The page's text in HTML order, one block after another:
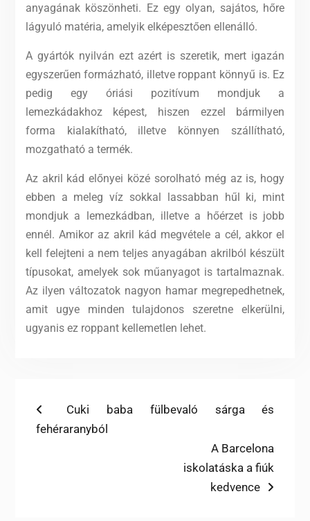
anyagának köszönheti. Ez egy olyan, sajátos, hőre
lágyuló matéria, amelyik elképesztően ellenálló.
A gyártók nyilván ezt azért is szeretik, mert igazán
egyszerűen formázható, illetve roppant könnyű is. Ez
pedig egy óriási pozitívum mondjuk a
lemezkádakhoz képest, hiszen ezzel bármilyen
forma kialakítható, illetve könnyen szállítható,
mozgatható a termék.
Az akril kád előnyei közé sorolható még az is, hogy
ebben a meleg víz sokkal lassabban hűl ki, mint
mondjuk a lemezkádban, illetve a hőérzet is jobb
ennél. Amikor az akril kád megvétele a cél, akkor el
kell felejteni a nem teljes anyagában akrilból készült
típusokat, amelyek sok műanyagot is tartalmaznak.
Az ilyen változatok nagyon hamar megrepedhetnek,
amit ugye minden tulajdonos szeretne elkerülni,
ugyanis ez roppant kellemetlen lehet.
Bejegyzés
navigáció
Previous
post:
Cuki baba fülbevaló sárga és
fehéraranyból
Next
post:
A Barcelona
iskolatáska a fiúk
kedvence